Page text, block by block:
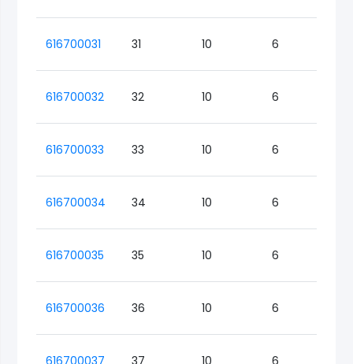
616700031 31 10 6
616700032 32 10 6
616700033 33 10 6
616700034 34 10 6
616700035 35 10 6
616700036 36 10 6
616700037 37 10 6